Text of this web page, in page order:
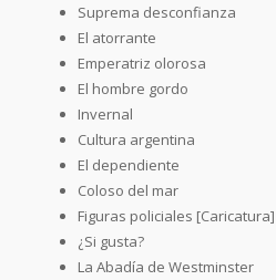
Suprema desconfianza
El atorrante
Emperatriz olorosa
El hombre gordo
Invernal
Cultura argentina
El dependiente
Coloso del mar
Figuras policiales [Caricatura]
¿Si gusta?
La Abadía de Westminster